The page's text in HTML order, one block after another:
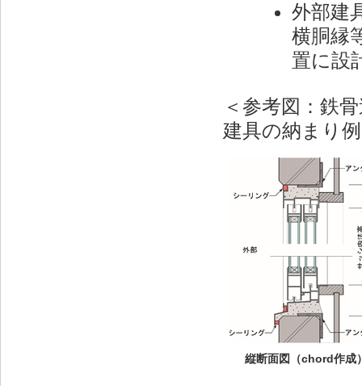
外部建
横胴縁
置に設
＜参考図：鉄
建具の納まり
縦断面図（chord作成